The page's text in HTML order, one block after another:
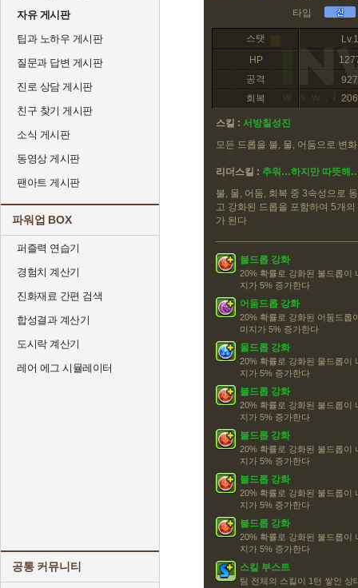
자유 게시판
팁과 노하우 게시판
질문과 답변 게시판
진로 상담 게시판
친구 찾기 게시판
소식 게시판
동영상 게시판
팬아트 게시판
파워업 BOX
퍼즐력 연습기
경험치 계산기
진화재료 간편 검색
합성결과 계산기
도시락 계산기
레어 에그 시뮬레이터
공통 커뮤니티
타입
스탯
Lv.1
HP
공격
927
회복
206
스킬 : 서방칠성진
모든 드롭을 불, 물, 어둠으로 변화
리더스킬 : 추워…하지만 따뜻해
불, 물, 어둠, 회복 중 3속성으로
고 강화된 드롭을 포함하여 5개
가 된다
불드롭 강화
20% 확률로 강화된 불드롭이
지가 5% 증가한다
어둠드롭 강화
20% 확률로 강화된 어둠드롭
미지가 5% 증가한다
물드롭 강화
20% 확률로 강화된 물드롭이
지가 5% 증가한다
불드롭 강화
20% 확률로 강화된 불드롭이
지가 5% 증가한다
불드롭 강화
20% 확률로 강화된 불드롭이
지가 5% 증가한다
불드롭 강화
20% 확률로 강화된 불드롭이
지가 5% 증가한다
불드롭 강화
20% 확률로 강화된 불드롭이
지가 5% 증가한다
스킬 부스트
팀 전체의 스킬이 1턴 쌓인 상